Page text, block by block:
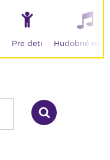
Pre deti Hudobné